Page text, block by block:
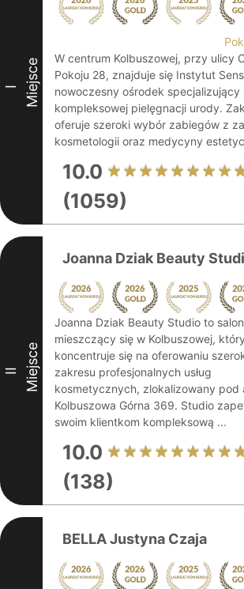
I Miejsce
W centrum Kolbuszowej, przy ulicy
Pokoju 28, znajduje się Instytut
nowoczesny ośrodek specjalizujący
kompleksowej pielęgnacji urody.
oferuje szeroki wybór zabiegów z
kosmetologii oraz medycyny
10.0
(1059)
II Miejsce
Joanna Dziak Beauty
Joanna Dziak Beauty Studio to salon
mieszczący się w Kolbuszowej, który
koncentruje się na oferowaniu
zakresu profesjonalnych usług
kosmetycznych, zlokalizowany pod
Kolbuszowa Górna 369. Studio
swoim klientkom kompleksową ...
10.0
(138)
BELLA Justyna Czaja